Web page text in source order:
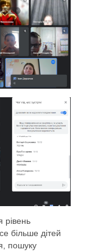
рівень
більше дітей
пошуку